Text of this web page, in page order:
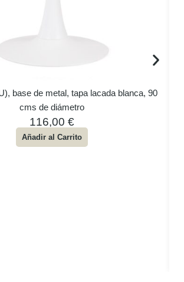
base de metal, tapa lacada blanca, 90
cms de diámetro
116,00 €
Añadir al Carrito